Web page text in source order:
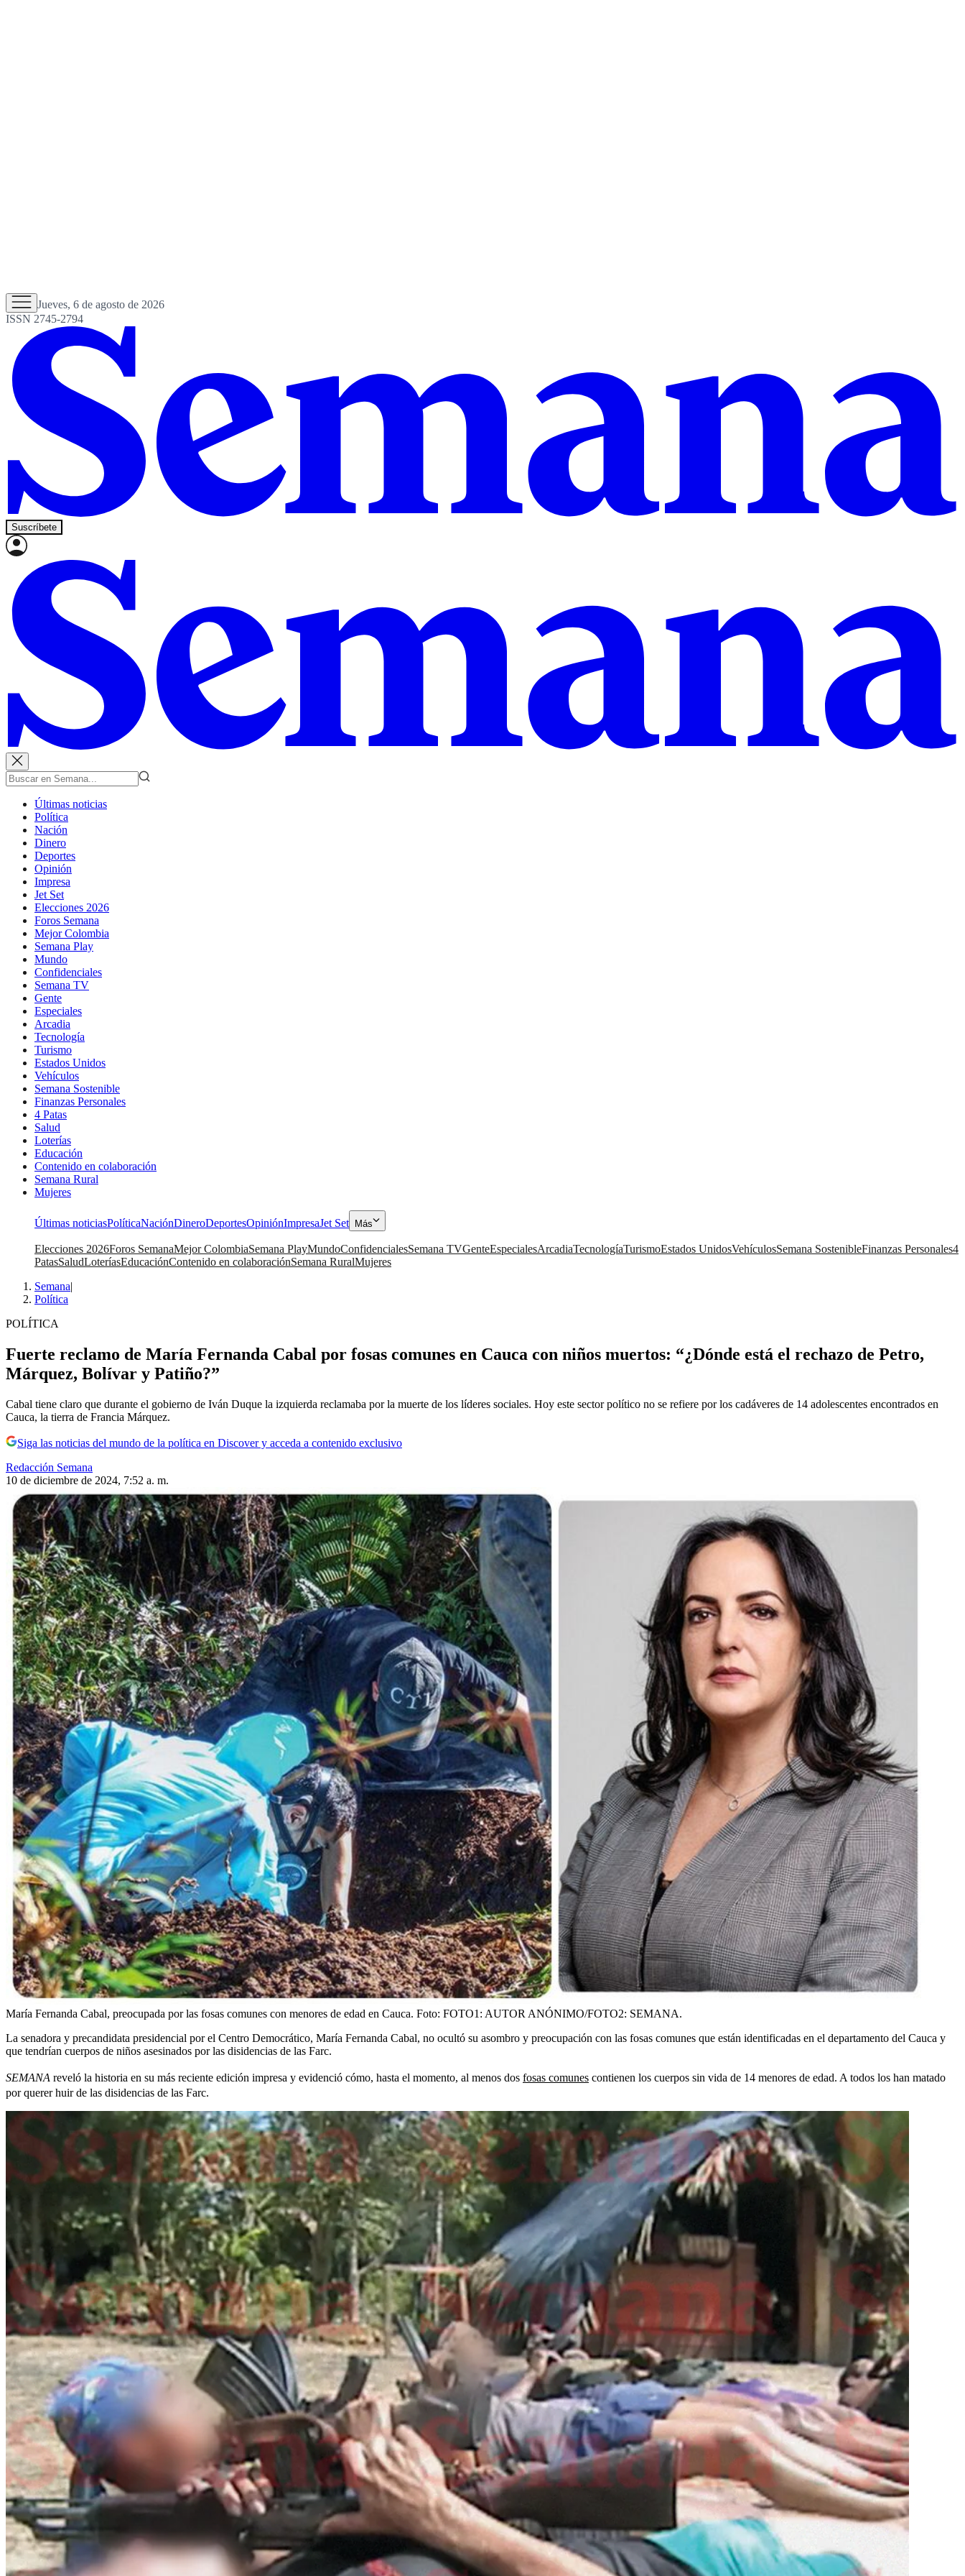
Jueves, 6 de agosto de 2026
ISSN 2745-2794
Suscríbete
Últimas noticias
Política
Nación
Dinero
Deportes
Opinión
Impresa
Jet Set
Elecciones 2026
Foros Semana
Mejor Colombia
Semana Play
Mundo
Confidenciales
Semana TV
Gente
Especiales
Arcadia
Tecnología
Turismo
Estados Unidos
Vehículos
Semana Sostenible
Finanzas Personales
4 Patas
Salud
Loterías
Educación
Contenido en colaboración
Semana Rural
Mujeres
Últimas noticiasPolíticaNaciónDineroDeportesOpiniónImpresaJet Set Más
Elecciones 2026Foros SemanaMejor ColombiaSemana PlayMundoConfidencialesSemana TVGenteEspecialesArcadiaTecnologíaTurismoEstados UnidosVehículosSemana SostenibleFinanzas Personales4
PatasSaludLoteríasEducaciónContenido en colaboraciónSemana RuralMujeres
Semana|
Política
POLÍTICA
Fuerte reclamo de María Fernanda Cabal por fosas comunes en Cauca con niños muertos: “¿Dónde está el rechazo de Petro,
Márquez, Bolívar y Patiño?”
Cabal tiene claro que durante el gobierno de Iván Duque la izquierda reclamaba por la muerte de los líderes sociales. Hoy este sector político no se refiere por los cadáveres de 14 adolescentes encontrados en
Cauca, la tierra de Francia Márquez.
Siga las noticias del mundo de la política en Discover y acceda a contenido exclusivo
Redacción Semana
10 de diciembre de 2024, 7:52 a. m.
María Fernanda Cabal, preocupada por las fosas comunes con menores de edad en Cauca. Foto: FOTO1: AUTOR ANÓNIMO/FOTO2: SEMANA.
La senadora y precandidata presidencial por el Centro Democrático, María Fernanda Cabal, no ocultó su asombro y preocupación con las fosas comunes que están identificadas en el departamento del Cauca y
que tendrían cuerpos de niños asesinados por las disidencias de las Farc.
SEMANA reveló la historia en su más reciente edición impresa y evidenció cómo, hasta el momento, al menos dos fosas comunes contienen los cuerpos sin vida de 14 menores de edad. A todos los han matado
por querer huir de las disidencias de las Farc.